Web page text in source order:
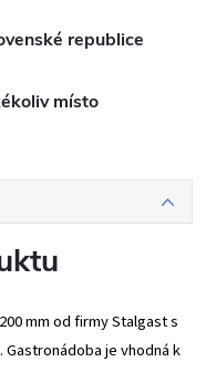
republice
místo
mm od firmy Stalgast s
je vhodná k